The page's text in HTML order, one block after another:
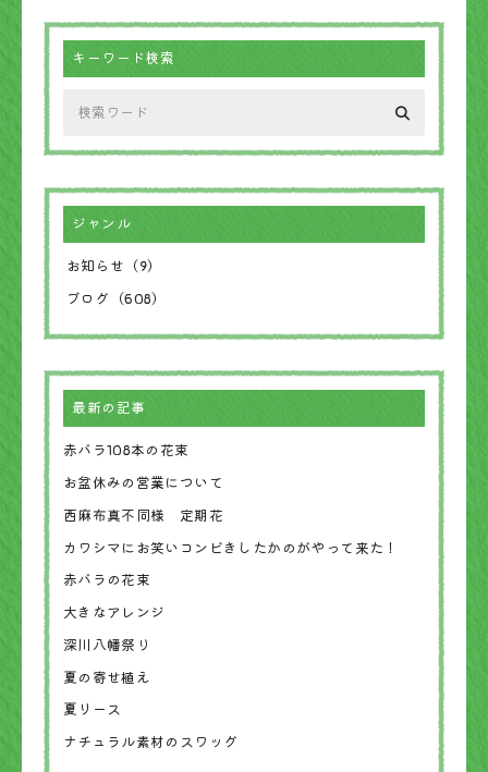
キーワード検索
ジャンル
お知らせ（9）
ブログ（608）
最新の記事
赤バラ108本の花束
お盆休みの営業について
西麻布真不同様 定期花
カワシマにお笑いコンビきしたかのがやって来た！
赤バラの花束
大きなアレンジ
深川八幡祭り
夏の寄せ植え
夏リース
ナチュラル素材のスワッグ